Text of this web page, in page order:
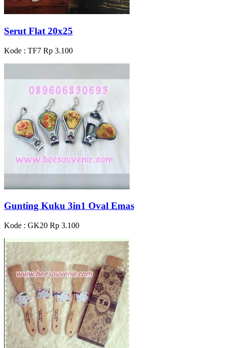
Serut Flat 20x25
Kode : TF7 Rp 3.100
Gunting Kuku 3in1 Oval Emas
Kode : GK20 Rp 3.100